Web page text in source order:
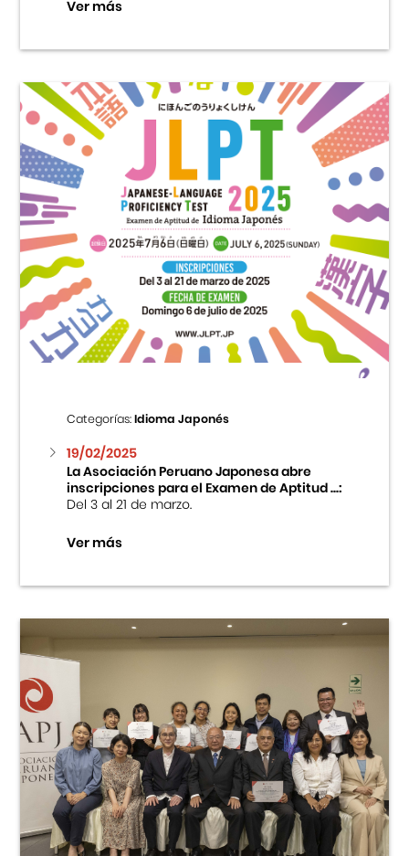
Ver más
Categorías:Idioma Japonés
19/02/2025
La Asociación Peruano Japonesa abre
inscripciones para el Examen de Aptitud ...:
Del 3 al 21 de marzo.
Ver más